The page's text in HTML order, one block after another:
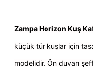
Zampa Horizon Kuş
küçük tür kuşlar için
modelidir. Ön duvarı